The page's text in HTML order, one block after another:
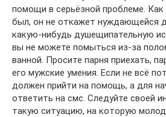
помощи в серьёзной проблеме.
был, он не откажет нуждающейся
какую-нибудь душещипательную
вы не можете помыться из-за
ванной. Просите парня приехать,
его мужские умения. Если не всё
должен прийти на помощь, а для
ответить на смс. Следуйте своей
такую ситуацию, на которую